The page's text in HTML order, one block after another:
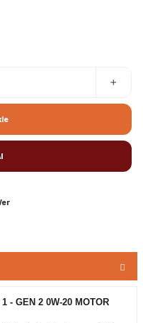
- GEN 2 0W-20 MOTOR